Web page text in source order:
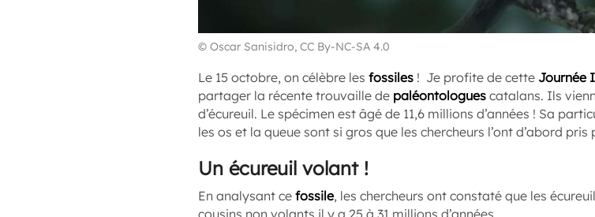
© Oscar Sanisidro, CC By-NC-SA 4.0
Le 15 octobre, on célèbre les fossiles ! Je profite de cette Journée
partager la récente trouvaille de paléontologues catalans. Ils
d’écureuil. Le spécimen est âgé de 11,6 millions d’années ! Sa
les os et la queue sont si gros que les chercheurs l’ont d’abord pris
Un écureuil volant !
En analysant ce fossile, les chercheurs ont constaté que les
cousins non volants il y a 25 à 31 millions d’années.